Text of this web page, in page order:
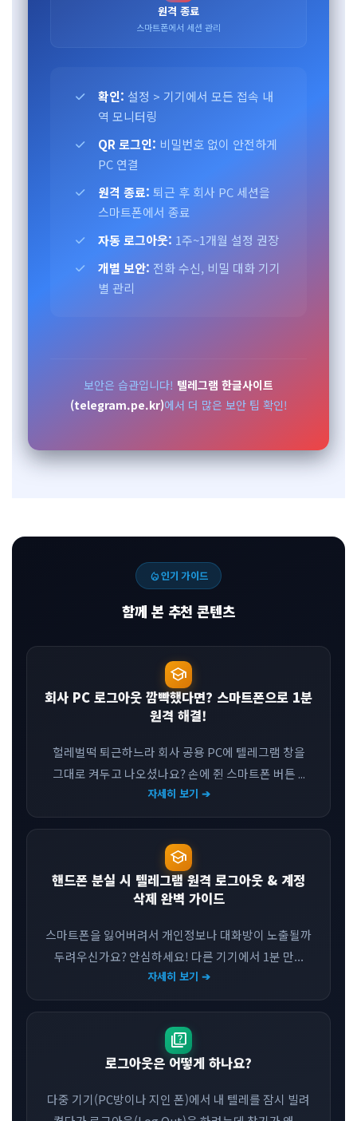
원격 종료
스마트폰에서 세션 관리
확인: 설정 > 기기에서 모든 접속 내
역 모니터링
QR 로그인: 비밀번호 없이 안전하게
PC 연결
원격 종료: 퇴근 후 회사 PC 세션을
스마트폰에서 종료
자동 로그아웃: 1주~1개월 설정 권장
개별 보안: 전화 수신, 비밀 대화 기기
별 관리
보안은 습관입니다! 텔레그램 한글사이트
(telegram.pe.kr)에서 더 많은 보안 팁 확인!
local_fire_department인기 가이드
함께 본 추천 콘텐츠
school
회사 PC 로그아웃 깜빡했다면? 스마트폰으로 1분
원격 해결!
헐레벌떡 퇴근하느라 회사 공용 PC에 텔레그램 창을
그대로 켜두고 나오셨나요? 손에 쥔 스마트폰 버튼 ...
자세히 보기 ➔
school
핸드폰 분실 시 텔레그램 원격 로그아웃 & 계정
삭제 완벽 가이드
스마트폰을 잃어버려서 개인정보나 대화방이 노출될까
두려우신가요? 안심하세요! 다른 기기에서 1분 만...
자세히 보기 ➔
quiz
로그아웃은 어떻게 하나요?
다중 기기(PC방이나 지인 폰)에서 내 텔레를 잠시 빌려